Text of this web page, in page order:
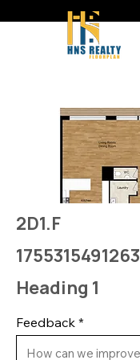
2D1.F
1755315491263
Heading 1
Feedback